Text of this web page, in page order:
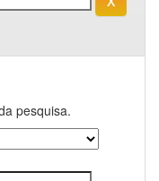
pesquisa.